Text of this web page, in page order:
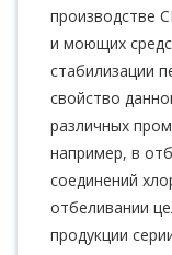
производстве
и моющих
стабилизации
свойство
различных
например, в
соединений
отбеливании
продукции